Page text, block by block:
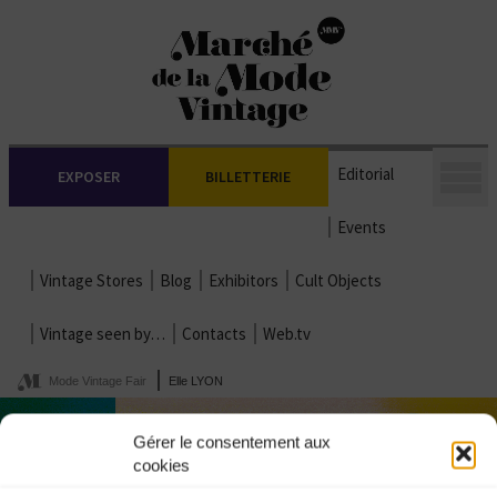
Gérer le consentement aux
cookies
EXPOSER BILLETTERIE Editorial
Events
Vintage Stores Blog Exhibitors Cult Objects
Vintage seen by… Contacts Web.tv
Mode Vintage Fair Elle LYON